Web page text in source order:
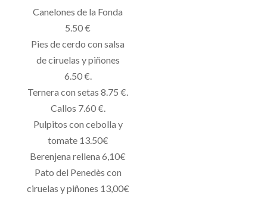
Canelones de la Fonda
5.50 €
Pies de cerdo con salsa
de ciruelas y piñones
6.50 €.
Ternera con setas 8.75 €.
Callos 7.60 €.
Pulpitos con cebolla y
tomate 13.50€
Berenjena rellena 6,10€
Pato del Penedès con
ciruelas y piñones 13,00€